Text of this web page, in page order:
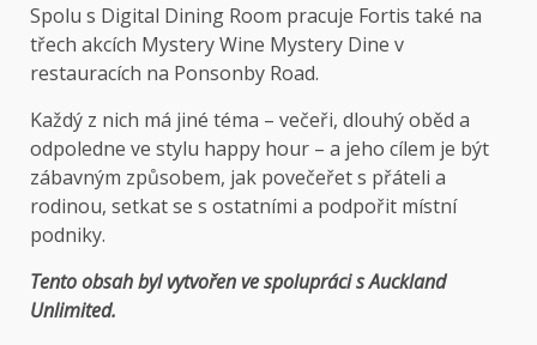
Spolu s Digital Dining Room pracuje Fortis také na
třech akcích Mystery Wine Mystery Dine v
restauracích na Ponsonby Road.
Každý z nich má jiné téma – večeři, dlouhý oběd a
odpoledne ve stylu happy hour – a jeho cílem je být
zábavným způsobem, jak povečeřet s přáteli a
rodinou, setkat se s ostatními a podpořit místní
podniky.
Tento obsah byl vytvořen ve spolupráci s Auckland
Unlimited.